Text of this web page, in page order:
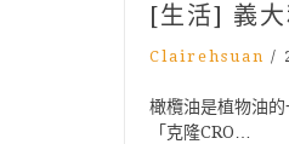
[生活] 義
Clairehsuan /
橄欖油是植物油
「克隆CRO…